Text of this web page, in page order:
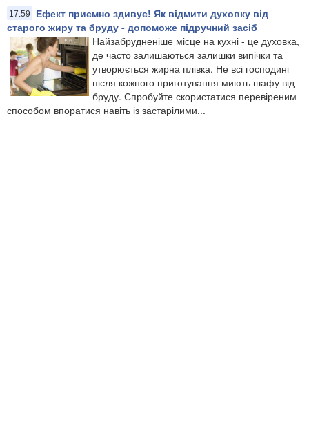
17:59
Ефект приємно здивує! Як відмити духовку від
старого жиру та бруду - допоможе підручний засіб
Найзабрудненіше місце на кухні - це духовка,
де часто залишаються залишки випічки та
утворюється жирна плівка. Не всі господині
після кожного приготування миють шафу від
бруду. Спробуйте скористатися перевіреним
способом впоратися навіть із застарілими...